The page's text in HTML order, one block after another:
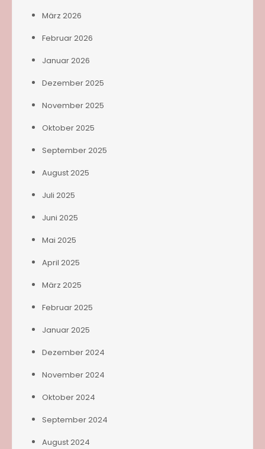
März 2026
Februar 2026
Januar 2026
Dezember 2025
November 2025
Oktober 2025
September 2025
August 2025
Juli 2025
Juni 2025
Mai 2025
April 2025
März 2025
Februar 2025
Januar 2025
Dezember 2024
November 2024
Oktober 2024
September 2024
August 2024